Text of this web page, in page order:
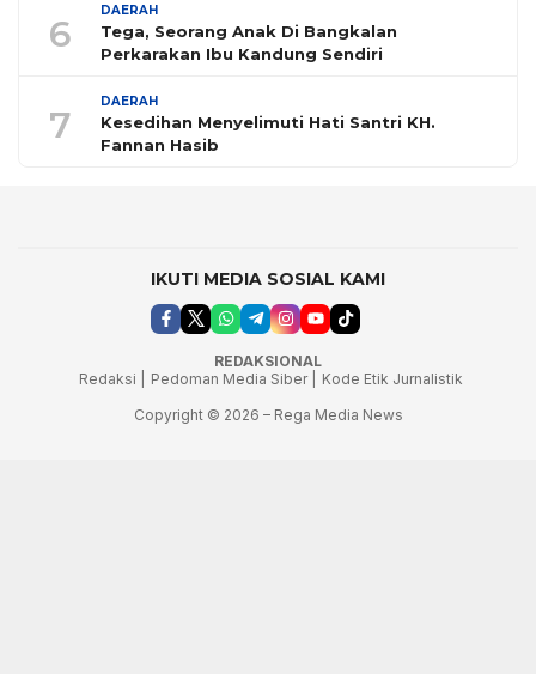
6
DAERAH
Tega, Seorang Anak Di Bangkalan
Perkarakan Ibu Kandung Sendiri
7
DAERAH
Kesedihan Menyelimuti Hati Santri KH.
Fannan Hasib
IKUTI MEDIA SOSIAL KAMI
REDAKSIONAL
Redaksi |
Pedoman Media Siber |
Kode Etik Jurnalistik
Copyright © 2026 – Rega Media News